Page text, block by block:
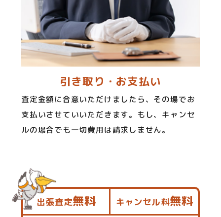
引き取り・お支払い
査定金額に合意いただけましたら、その場でお
支払いさせていいただきます。もし、キャンセ
ルの場合でも一切費用は請求しません。
出張査定無料 キャンセル料無料